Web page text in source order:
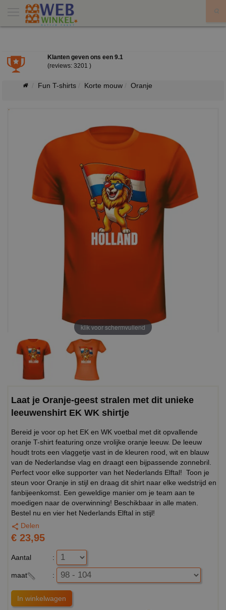
Klanten geven ons een 9.1
(reviews: 3201 )
Fun T-shirts Korte mouw Oranje
klik voor schermvullend
Laat je Oranje-geest stralen met dit unieke
leeuwenshirt EK WK shirtje
Bereid je voor op het EK en WK voetbal met dit opvallende
oranje T-shirt featuring onze vrolijke oranje leeuw. De leeuw
houdt trots een vlaggetje vast in de kleuren rood, wit en blauw
van de Nederlandse vlag en draagt een bijpassende zonnebril.
Perfect voor elke supporter van het Nederlands Elftal! Toon je
steun voor Oranje in stijl en draag dit shirt naar elke wedstrijd en
fanbijeenkomst. Een geweldige manier om je team aan te
moedigen naar de overwinning! Beschikbaar in alle maten.
Bestel nu en vier het Nederlands Elftal in stijl!
Delen
€ 23,95
Aantal :
maat :